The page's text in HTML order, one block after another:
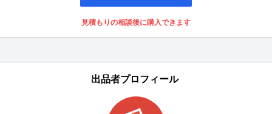
見積もりの相談後に購入できます
出品者プロフィール